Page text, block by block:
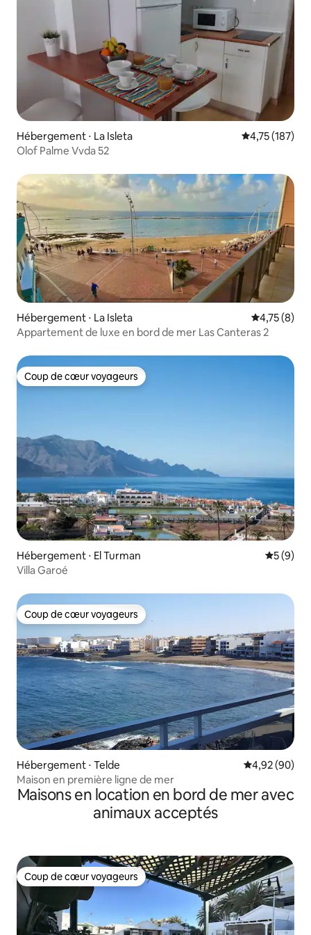
Hébergement ⋅ La Isleta Évaluation
4,75 (187)
Olof Palme Vvda 52
Hébergement ⋅ La Isleta Évaluation
4,75 (8)
Appartement de luxe en bord de mer Las Canteras 2
Coup de cœur voyageurs
Coup de cœur voyageurs
Hébergement ⋅ El Turman
5 (9)
Villa Garoé
Coup de cœur voyageurs
Coup de cœur voyageurs
Hébergement ⋅ Telde Évaluation
4,92 (90)
Maison en première ligne de mer
Maisons en location en bord de mer avec
animaux acceptés
Coup de cœur voyageurs
Coup de cœur voyageurs